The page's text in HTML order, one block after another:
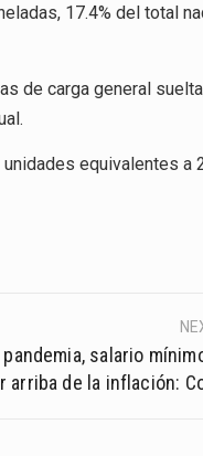
17.4% del total
de carga general
equivalentes a
pandemia, salario
arriba de la inflación: